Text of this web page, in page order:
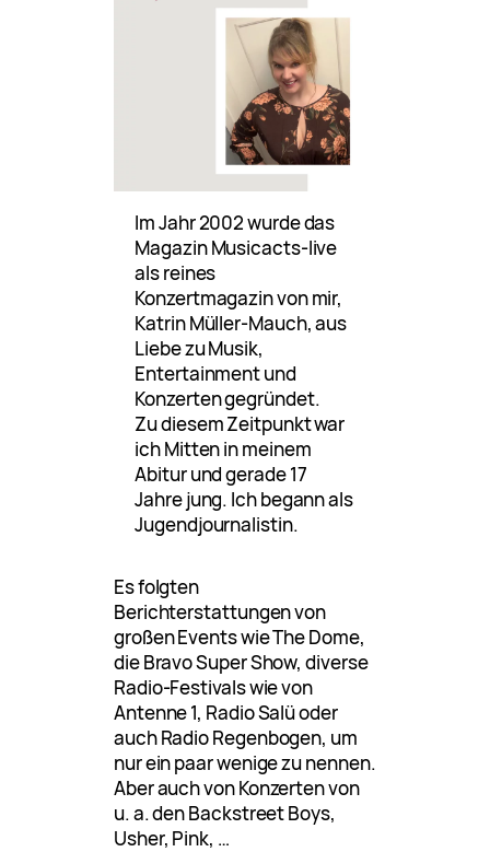
Im Jahr 2002 wurde das
Magazin Musicacts-live
als reines
Konzertmagazin von mir,
Katrin Müller-Mauch, aus
Liebe zu Musik,
Entertainment und
Konzerten gegründet.
Zu diesem Zeitpunkt war
ich Mitten in meinem
Abitur und gerade 17
Jahre jung. Ich begann als
Jugendjournalistin.
Es folgten
Berichterstattungen von
großen Events wie The Dome,
die Bravo Super Show, diverse
Radio-Festivals wie von
Antenne 1, Radio Salü oder
auch Radio Regenbogen, um
nur ein paar wenige zu nennen.
Aber auch von Konzerten von
u. a. den Backstreet Boys,
Usher, Pink, …